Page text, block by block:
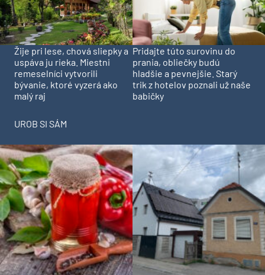
Žije pri lese, chová sliepky a
uspáva ju rieka. Miestni
remeselníci vytvorili
bývanie, ktoré vyzerá ako
malý raj
Pridajte túto surovinu do
prania, obliečky budú
hladšie a pevnejšie. Starý
trik z hotelov poznali už naše
babičky
UROB SI SÁM